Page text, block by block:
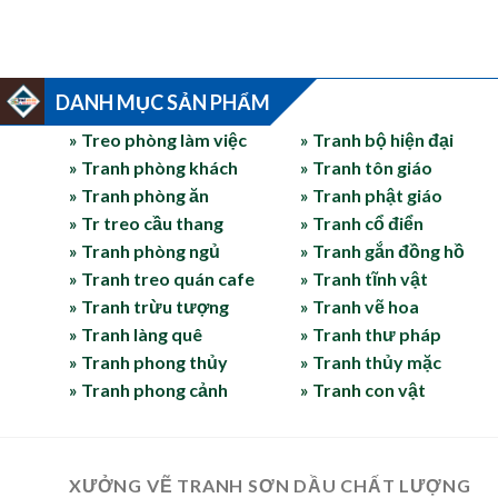
DANH MỤC SẢN PHẨM
» Treo phòng làm việc
» Tranh phòng khách
» Tranh phòng ăn
» Tr treo cầu thang
» Tranh phòng ngủ
» Tranh treo quán cafe
» Tranh trừu tượng
» Tranh làng quê
» Tranh phong thủy
» Tranh phong cảnh
» Tranh bộ hiện đại
» Tranh tôn giáo
» Tranh phật giáo
» Tranh cổ điển
» Tranh gắn đồng hồ
» Tranh tĩnh vật
» Tranh vẽ hoa
» Tranh thư pháp
» Tranh thủy mặc
» Tranh con vật
XƯỞNG VẼ TRANH SƠN DẦU CHẤT LƯỢNG